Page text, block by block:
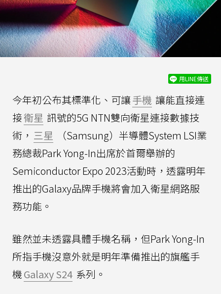
用LINE傳送
今年初公布其標準化、可讓手機 讓能直接連
接衛星 訊號的5G NTN雙向衛星連接數據技
術， 三星
（Samsung）半導體System LSI業
務總裁Park Yong-In出席於首爾舉辦的
Semiconductor Expo 2023活動時，透露明年
推出的Galaxy品牌手機將會加入衛星網路服
務功能。
雖然並未透露具體手機名稱，但Park Yong-In
所指手機沒意外就是明年準備推出的旗艦手
機Galaxy S24 系列。